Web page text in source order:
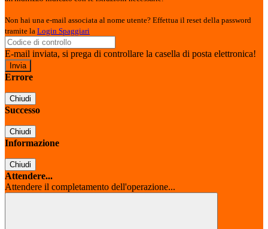
Non hai una e-mail associata al nome utente? Effettua il reset della password
tramite la Login Spaggiari
E-mail inviata, si prega di controllare la casella di posta elettronica!
Errore
Chiudi
Successo
Chiudi
Informazione
Chiudi
Attendere...
Attendere il completamento dell'operazione...